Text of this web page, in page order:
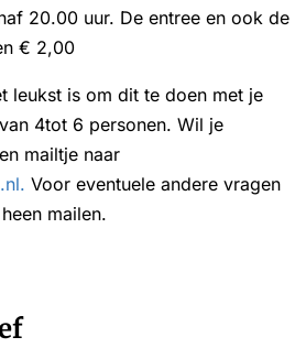
20.00 uur. De entree en ook de
€ 2,00
leukst is om dit te doen met je
4tot 6 personen. Wil je
mailtje naar
Voor eventuele andere vragen
mailen.